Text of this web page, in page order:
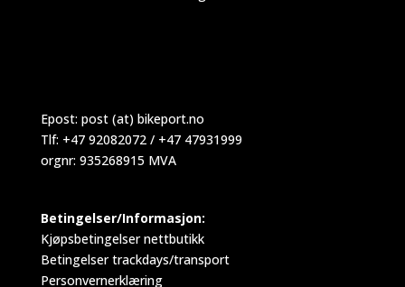
Epost: post (at) bikeport.no
Tlf: +47 92082072 / +47 47931999
orgnr: 935268915 MVA
Betingelser/Informasjon:
Kjøpsbetingelser nettbutikk
Betingelser trackdays/transport
Personvernerklæring